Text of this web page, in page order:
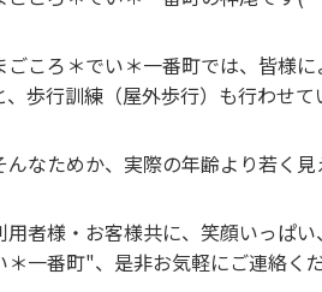
ごころ＊でい＊一番町では、皆様
、歩行訓練（屋外歩行）も行わせて
んなためか、実際の年齢より若
用者様・お客様共に、笑顔いっぱ
＊一番町"、是非お気軽にご連絡く